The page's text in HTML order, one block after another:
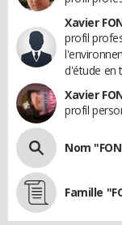
Xavier
profil
d'étude en
Xavier
profil
Nom
Famille